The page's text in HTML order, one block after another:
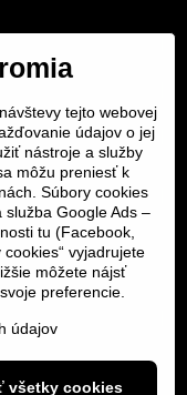
tejto webovej
údajov o jej
nástroje a služby
môžu preniesť k
Súbory cookies
Google Ads –
tu (Facebook,
vyjadrujete
môžete nájsť
preferencie.
údajov
všetky cookies